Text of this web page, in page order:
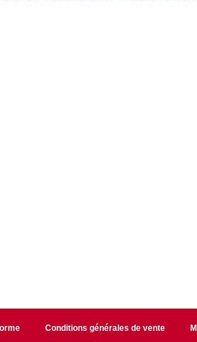
Conditions générales de vente